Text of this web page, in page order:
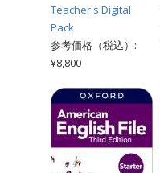
Teacher's Digital
Pack
参考価格（税込）:
¥8,800